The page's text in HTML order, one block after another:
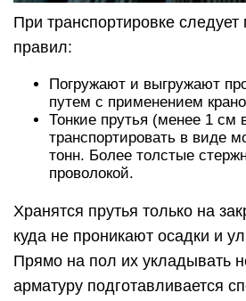
При транспортировке
правил:
Погружают и выгружают
путем с применением
Тонкие прутья (менее 1 см
транспортировать в виде
тонн. Более толстые
проволокой.
Хранятся прутья только на
куда не проникают осадки и
Прямо на пол их укладывать
арматуру подготавливается